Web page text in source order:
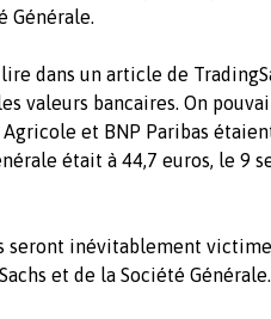
Générale.
dans un article de
valeurs bancaires. On
et BNP Paribas
était à 44,7 euros, le 9
seront inévitablement
et de la Société Générale.